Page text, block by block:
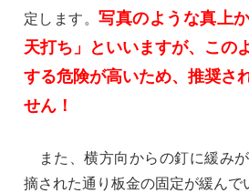
定します。写真のような真上
天打ち」といいますが、この
する危険が高いため、推奨さ
せん！
また、横方向からの釘に緩み
摘された通り板金の固定が緩んで